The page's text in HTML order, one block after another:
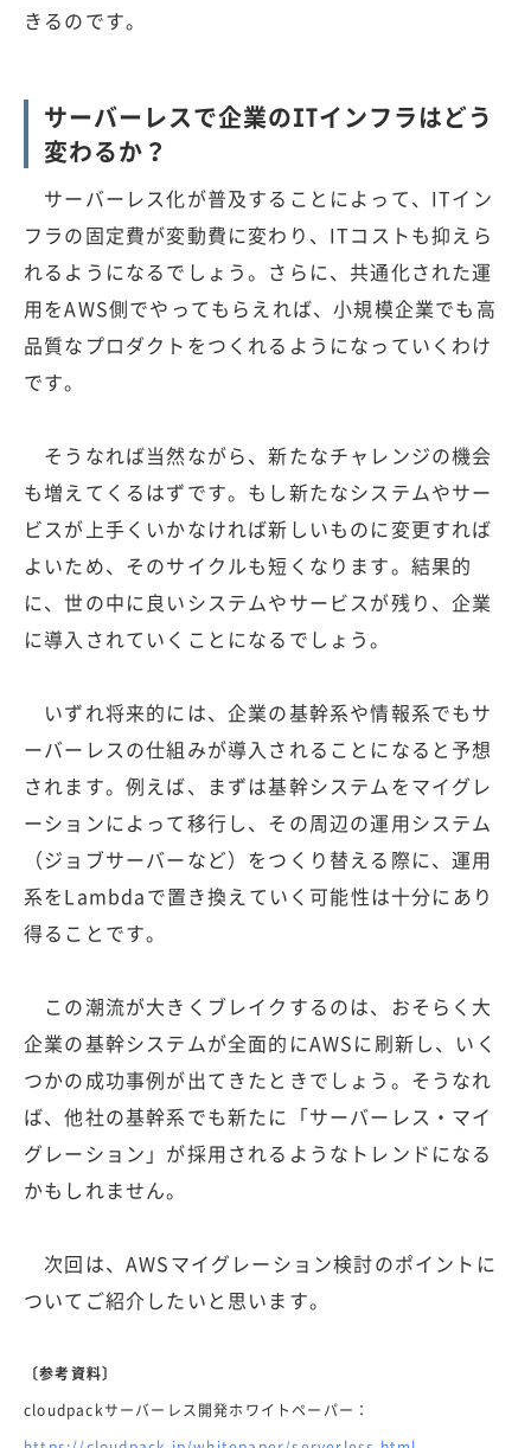
きるのです。
サーバーレスで企業のITインフラはどう
変わるか？
サーバーレス化が普及することによって、ITイン
フラの固定費が変動費に変わり、ITコストも抑えら
れるようになるでしょう。さらに、共通化された運
用をAWS側でやってもらえれば、小規模企業でも高
品質なプロダクトをつくれるようになっていくわけ
です。
そうなれば当然ながら、新たなチャレンジの機会
も増えてくるはずです。もし新たなシステムやサー
ビスが上手くいかなければ新しいものに変更すれば
よいため、そのサイクルも短くなります。結果的
に、世の中に良いシステムやサービスが残り、企業
に導入されていくことになるでしょう。
いずれ将来的には、企業の基幹系や情報系でもサ
ーバーレスの仕組みが導入されることになると予想
されます。例えば、まずは基幹システムをマイグレ
ーションによって移行し、その周辺の運用システム
（ジョブサーバーなど）をつくり替える際に、運用
系をLambdaで置き換えていく可能性は十分にあり
得ることです。
この潮流が大きくブレイクするのは、おそらく大
企業の基幹システムが全面的にAWSに刷新し、いく
つかの成功事例が出てきたときでしょう。そうなれ
ば、他社の基幹系でも新たに「サーバーレス・マイ
グレーション」が採用されるようなトレンドになる
かもしれません。
次回は、AWSマイグレーション検討のポイントに
ついてご紹介したいと思います。
〔参考資料〕
cloudpackサーバーレス開発ホワイトペーパー：